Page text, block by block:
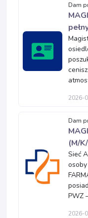
Dam
2026-
Dam
(M/
Sieć
PWZ
2026-